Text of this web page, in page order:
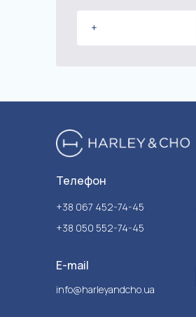
Телефон
+38 067 452-74-45
+38 050 552-74-45
E-mail
info@harleyandcho.ua